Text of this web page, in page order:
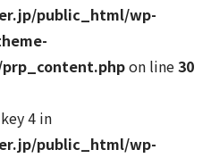
public_html/wp-
on line30
4 in
public_html/wp-